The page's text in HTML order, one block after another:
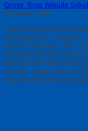
Grosir Toga Wisuda
29 Maret 2026
Toga Wisuda Sekolah
tak terlupakan Produsen
Depok, Hubungi : 0812-
lambang simbolis dalam
tertentu Oleh karena
sekolah yang sesuai
terasa lebih istimewa,